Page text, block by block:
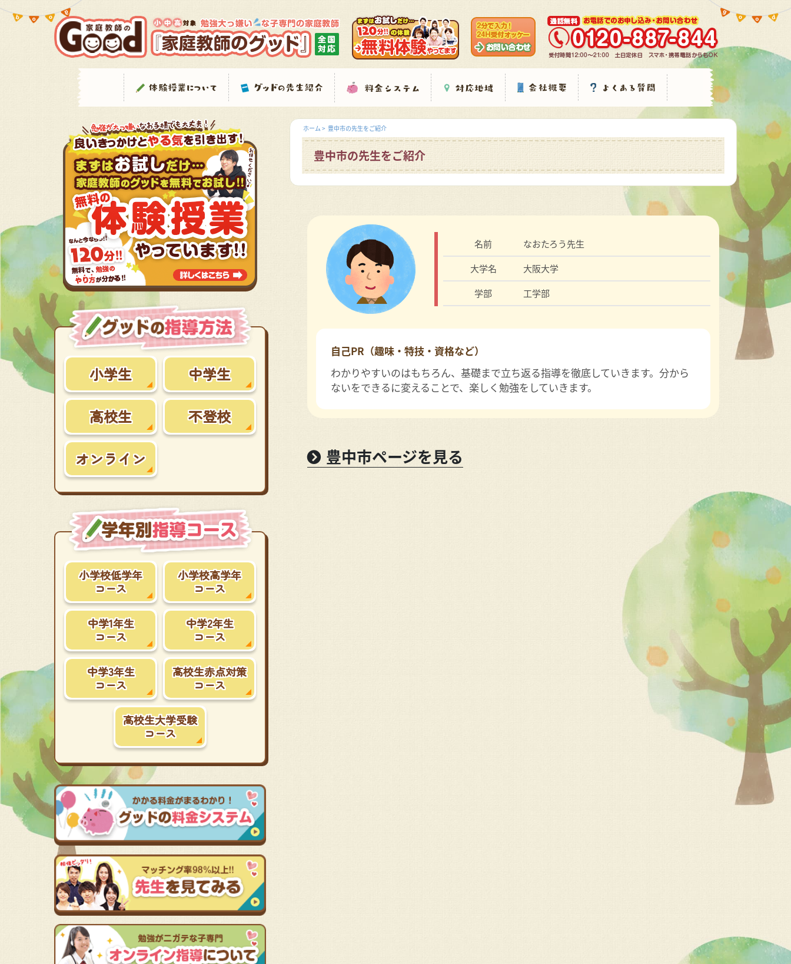
小学生 中学生
高校生 不登校
オンライン
小学校低学年
コース
小学校高学年
コース
中学1年生
コース
中学2年生
コース
中学3年生
コース
高校生赤点対策
コース
高校生大学受験
コース
ホーム > 豊中市の先生をご紹介
豊中市の先生をご紹介
名前
なおたろう先生
大学名
大阪大学
学部
工学部
自己PR（趣味・特技・資格など）
わかりやすいのはもちろん、基礎まで立ち返る指導を徹底していきます。分から
ないをできるに変えることで、楽しく勉強をしていきます。
豊中市ページを見る